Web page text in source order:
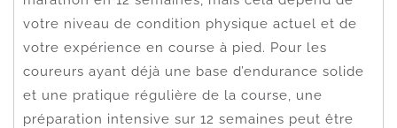
votre niveau de condition physique actuel et de
votre expérience en course à pied. Pour les
coureurs ayant déjà une base d’endurance solide
et une pratique régulière de la course, une
préparation intensive sur 12 semaines peut être